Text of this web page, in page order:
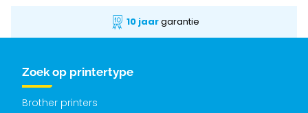
10 jaargarantie
Zoek op printertype
Brother printers